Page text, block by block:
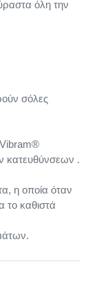
όλη την
σόλες
κατευθύνσεων .
η οποία όταν
το καθιστά